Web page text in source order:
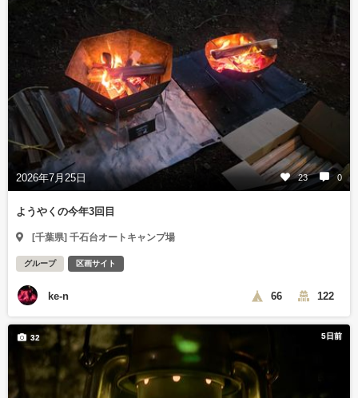
2026年7月25日 23 0
ようやくの今年3回目
[千葉県] 千石台オートキャンプ場
グループ 区画サイト
ke-n 66 122
5日前
32